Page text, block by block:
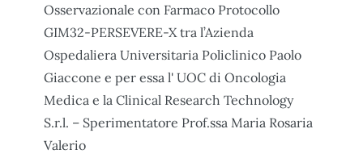
Osservazionale con Farmaco Protocollo
GIM32-PERSEVERE-X tra l’Azienda
Ospedaliera Universitaria Policlinico Paolo
Giaccone e per essa l' UOC di Oncologia
Medica e la Clinical Research Technology
S.r.l. – Sperimentatore Prof.ssa Maria Rosaria
Valerio